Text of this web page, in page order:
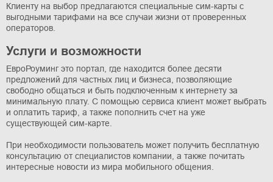
Клиенту на выбор предлагаются специальные сим-карты с
выгодными тарифами на все случаи жизни от проверенных
операторов.
Услуги и возможности
ЕвроРоуминг это портал, где находится более десяти
предложений для частных лиц и бизнеса, позволяющие
свободно общаться и быть подключенным к интернету за
минимальную плату. С помощью сервиса клиент может выбрать
и оплатить тариф, а также пополнить счет на уже
существующей сим-карте.
При необходимости пользователь может получить бесплатную
консультацию от специалистов компании, а также почитать
интересные новости из мира мобильного общения.